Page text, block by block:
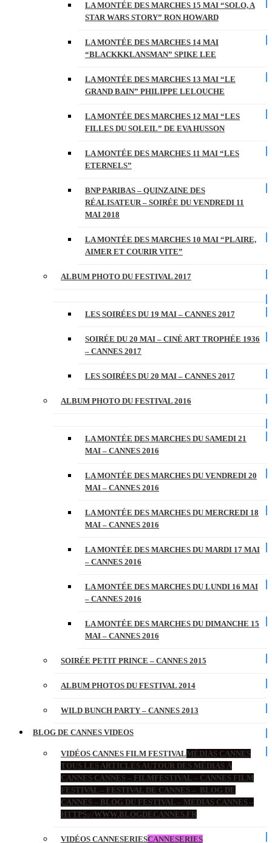
LA MONTÉE DES MARCHES 15 MAI “SOLO, A
STAR WARS STORY” RON HOWARD
LA MONTÉE DES MARCHES 14 MAI
“BLACKKKLANSMAN” SPIKE LEE
LA MONTÉE DES MARCHES 13 MAI “LE
GRAND BAIN” PHILIPPE LELOUCHE
LA MONTÉE DES MARCHES 12 MAI “LES
FILLES DU SOLEIL” DE EVA HUSSON
LA MONTÉE DES MARCHES 11 MAI “LES
ETERNELS”
BNP PARIBAS – QUINZAINE DES
RÉALISATEUR – SOIRÉE DU VENDREDI 11
MAI 2018
LA MONTÉE DES MARCHES 10 MAI “PLAIRE,
AIMER ET COURIR VITE”
ALBUM PHOTO DU FESTIVAL 2017
LES SOIRÉES DU 19 MAI – CANNES 2017
SOIRÉE DU 20 MAI – CINÉ ART TROPHÉE 1936
– CANNES 2017
LES SOIRÉES DU 20 MAI – CANNES 2017
ALBUM PHOTO DU FESTIVAL 2016
LA MONTÉE DES MARCHES DU SAMEDI 21
MAI – CANNES 2016
LA MONTÉE DES MARCHES DU VENDREDI 20
MAI – CANNES 2016
LA MONTÉE DES MARCHES DU MERCREDI 18
MAI – CANNES 2016
LA MONTÉE DES MARCHES DU MARDI 17 MAI
– CANNES 2016
LA MONTÉE DES MARCHES DU LUNDI 16 MAI
– CANNES 2016
LA MONTÉE DES MARCHES DU DIMANCHE 15
MAI – CANNES 2016
SOIRÉE PETIT PRINCE – CANNES 2015
ALBUM PHOTOS DU FESTIVAL 2014
WILD BUNCH PARTY – CANNES 2013
BLOG DE CANNES VIDEOS
VIDÉOS CANNES FILM FESTIVALMÉDIAS CANNES
TOUS LES ARTICLES AUTOUR DES MÉDIAS À
CANNES CANNES – FILMFESTIVAL – CANNES FILM
FESTIVAL – FESTIVAL DE CANNES – BLOG DE
CANNES – BLOG DU FESTIVAL – MEDIAS CANNES –
HTTPS://WWW.BLOGDECANNES.FR
VIDÉOS CANNESERIESCANNESERIES